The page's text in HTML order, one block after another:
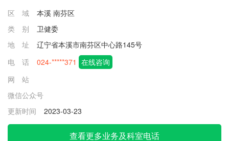
区 域 本溪 南芬区
类 别
卫健委
地 址
辽宁省本溪市南芬区中心路145号
电 话
024-*****371 在线咨询
网 站
微信公众号
更新时间
2023-03-23
查看更多业务及科室电话